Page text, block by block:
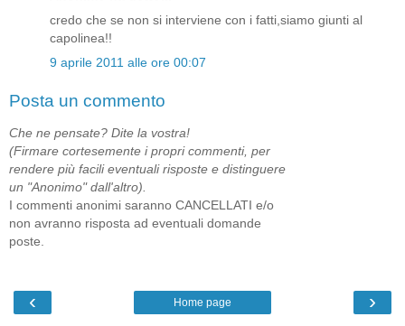
credo che se non si interviene con i fatti,siamo giunti al
capolinea!!
9 aprile 2011 alle ore 00:07
Posta un commento
Che ne pensate? Dite la vostra!
(Firmare cortesemente i propri commenti, per
rendere più facili eventuali risposte e distinguere
un "Anonimo" dall'altro).
I commenti anonimi saranno CANCELLATI e/o
non avranno risposta ad eventuali domande
poste.
‹ ›
Home page